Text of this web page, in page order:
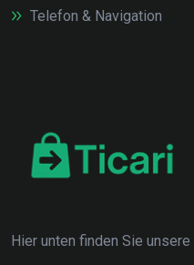
Telefon & Navigation
Hier unten finden Sie unsere